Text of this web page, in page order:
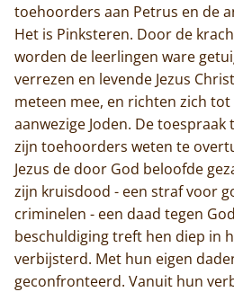
toehoorders aan Petrus en de
Het is Pinksteren. Door de
worden de leerlingen ware
verrezen en levende Jezus
meteen mee, en richten zich tot
aanwezige Joden. De
zijn toehoorders weten te
Jezus de door God beloofde
zijn kruisdood - een straf voor
criminelen - een daad tegen
beschuldiging treft hen diep in
verbijsterd. Met hun eigen
geconfronteerd. Vanuit hun